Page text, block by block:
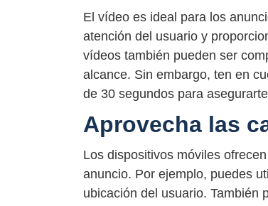
El vídeo es ideal para los
atención del usuario y
vídeos también pueden ser
alcance. Sin embargo, ten en
de 30 segundos para
Aprovecha las
Los dispositivos móviles
anuncio. Por ejemplo, puedes
ubicación del usuario. También